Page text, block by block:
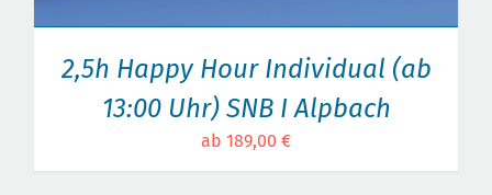
2,5h Happy Hour Individual (ab
13:00 Uhr) SNB I Alpbach
ab 189,00 €